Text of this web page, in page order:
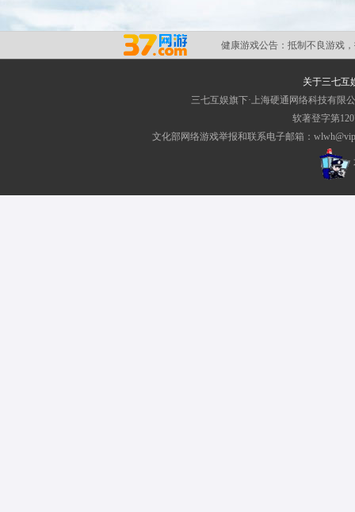
健康游戏公告： 抵制不良游戏
关于三七互
三七互娱旗下·上海硬通网络科技有限
软著登字第
文化部网络游戏举报和联系电子邮箱：